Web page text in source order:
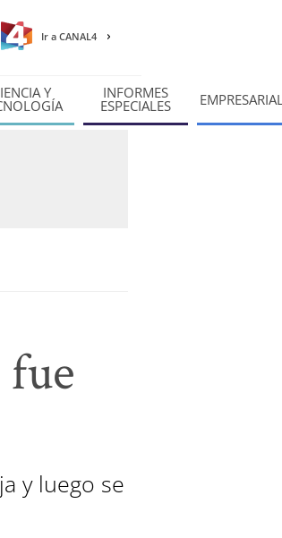
Ir a CANAL4
Y INFORMES
ESPECIALES
y luego se